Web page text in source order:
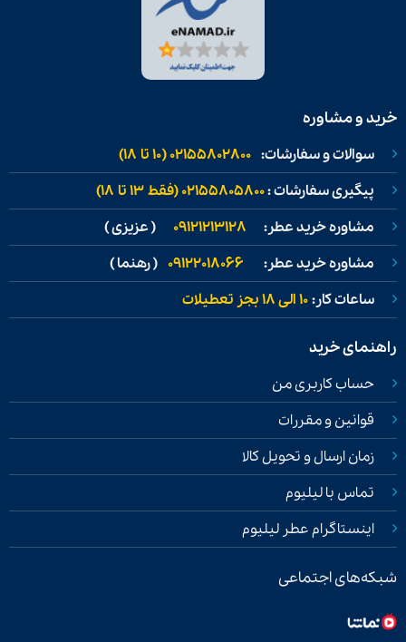
خرید و مشاوره
سوالات و سفارشات: 02155802800 (۱۰ تا ۱۸)
پیگیری سفارشات :02155805800 (فقط ۱۳ تا ۱۸)
مشاوره خرید عطر: 09121213128 ( عزیزی )
مشاوره خرید عطر: 09122018066 ( رهنما )
ساعات کار:۱۰ الی ۱۸ بجز تعطیلات
راهنمای خرید
حساب کاربری من
قوانین و مقررات
زمان ارسال و تحویل کالا
تماس با لیلیوم
اینستاگرام عطر لیلیوم
شبکه‌های اجتماعی